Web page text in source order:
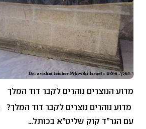
מדוע הנוצרים נוהרים לקבר דוד המלך
מדוע נוהרים נוצרים לקבר דוד המלך?
עם הגר”ד קוק שליט”א בכותל…